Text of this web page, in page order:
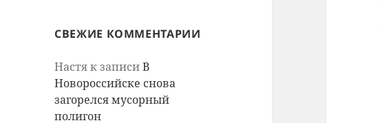
СВЕЖИЕ КОММЕНТАРИИ
Настяк записиВ
Новороссийске снова
загорелся мусорный
полигон